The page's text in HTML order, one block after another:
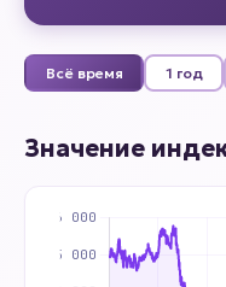
Всё время 1 год
Значение